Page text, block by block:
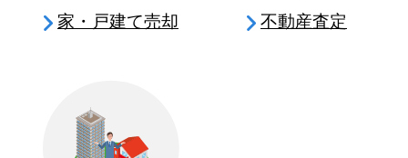
家・戸建て売却 不動産査定